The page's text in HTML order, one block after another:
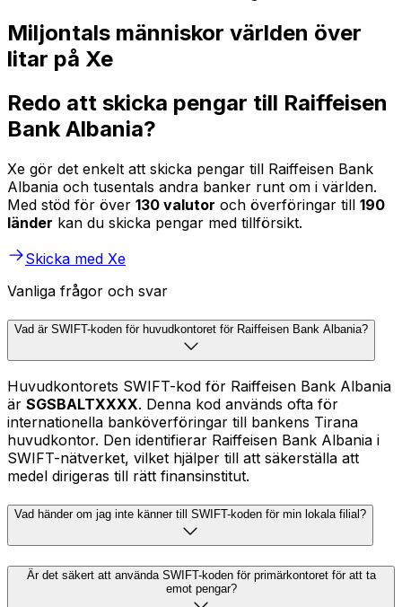
Miljontals människor världen över
litar på Xe
Redo att skicka pengar till Raiffeisen
Bank Albania?
Xe gör det enkelt att skicka pengar till Raiffeisen Bank
Albania och tusentals andra banker runt om i världen.
Med stöd för över 130 valutor och överföringar till 190
länder kan du skicka pengar med tillförsikt.
Skicka med Xe
Vanliga frågor och svar
Vad är SWIFT-koden för huvudkontoret för Raiffeisen Bank Albania?
Huvudkontorets SWIFT-kod för Raiffeisen Bank Albania
är SGSBALTXXXX. Denna kod används ofta för
internationella banköverföringar till bankens Tirana
huvudkontor. Den identifierar Raiffeisen Bank Albania i
SWIFT-nätverket, vilket hjälper till att säkerställa att
medel dirigeras till rätt finansinstitut.
Vad händer om jag inte känner till SWIFT-koden för min lokala filial?
Är det säkert att använda SWIFT-koden för primärkontoret för att ta
emot pengar?